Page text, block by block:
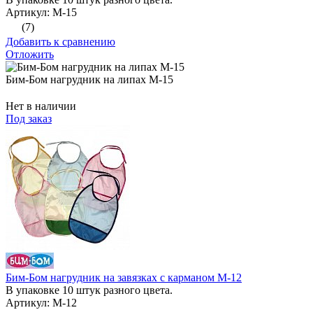
Артикул: М-15
(7)
Добавить к сравнению
Отложить
Бим-Бом нагрудник на липах М-15
Нет в наличии
Под заказ
Бим-Бом нагрудник на завязках с карманом М-12
В упаковке 10 штук разного цвета.
Артикул: М-12